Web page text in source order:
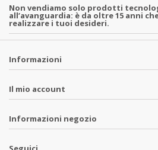
Non vendiamo solo prodotti
all’avanguardia: è da oltre 15 anni
realizzare i tuoi desideri.
Informazioni
Il mio account
Informazioni negozio